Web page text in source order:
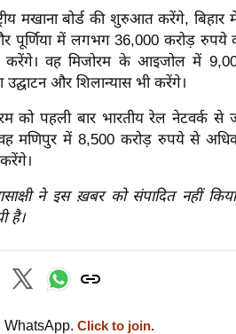
मखाना बोर्ड की शुरुआत करेंगे,
पूर्णिया में लगभग 36,000 करोड़ रुपये
करेंगे। वह मिजोरम के आइजोल में
उद्घाटन और शिलान्यास भी करेंगे।
को पहली बार भारतीय रेल नेटवर्क
मणिपुर में 8,500 करोड़ रुपये से
ने इस ख़बर को संपादित नहीं
है।
WhatsApp. Click to join.